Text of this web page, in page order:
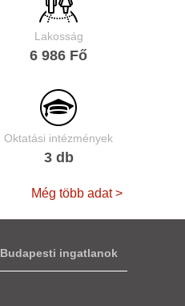
Lakosság
6 986 Fő
Oktatási intézmények
3 db
Még több adat >
Budapesti ingatlanok